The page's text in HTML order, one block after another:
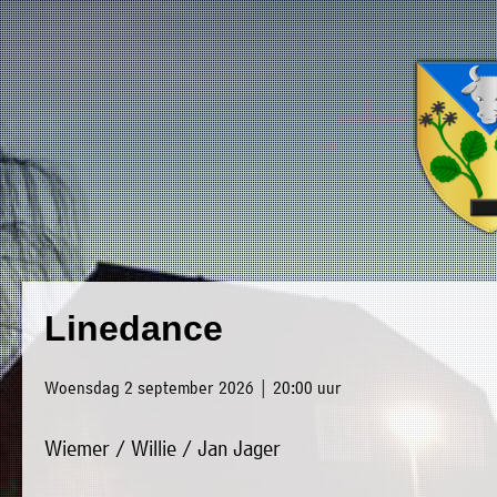
Linedance
Woensdag 2 september 2026 | 20:00 uur
Wiemer / Willie / Jan Jager
»
Home
Luxwoude.net
website@luxwoude.net
Plaatselijk
belang
dit